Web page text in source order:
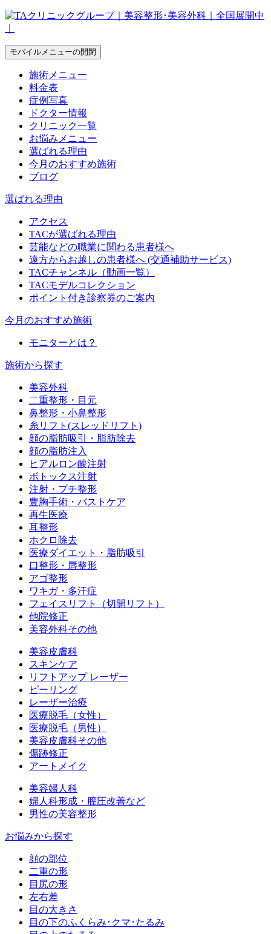
モバイルメニューの開閉
施術メニュー
料金表
症例写真
ドクター情報
クリニック一覧
お悩みメニュー
選ばれる理由
今月のおすすめ施術
ブログ
選ばれる理由
アクセス
TACが選ばれる理由
芸能などの職業に関わる患者様へ
遠方からお越しの患者様へ (交通補助サービス)
TACチャンネル（動画一覧）
TACモデルコレクション
ポイント付き診察券のご案内
今月のおすすめ施術
モニターとは？
施術から探す
美容外科
二重整形・目元
鼻整形・小鼻整形
糸リフト(スレッドリフト)
顔の脂肪吸引・脂肪除去
顔の脂肪注入
ヒアルロン酸注射
ボトックス注射
注射・プチ整形
豊胸手術・バストケア
再生医療
耳整形
ホクロ除去
医療ダイエット・脂肪吸引
口整形・唇整形
アゴ整形
ワキガ・多汗症
フェイスリフト（切開リフト）
他院修正
美容外科その他
美容皮膚科
スキンケア
リフトアップ レーザー
ピーリング
レーザー治療
医療脱毛（女性）
医療脱毛（男性）
美容皮膚科その他
傷跡修正
アートメイク
美容婦人科
婦人科形成・膣圧改善など
男性の美容整形
お悩みから探す
顔の部位
二重の形
目尻の形
左右差
目の大きさ
目の下のふくらみ･クマ･たるみ